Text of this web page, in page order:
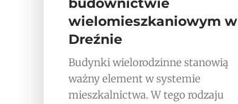
budownictwie
wielomieszkaniowym w
Dreźnie
Budynki wielorodzinne stanowią
ważny element w systemie
mieszkalnictwa. W tego rodzaju